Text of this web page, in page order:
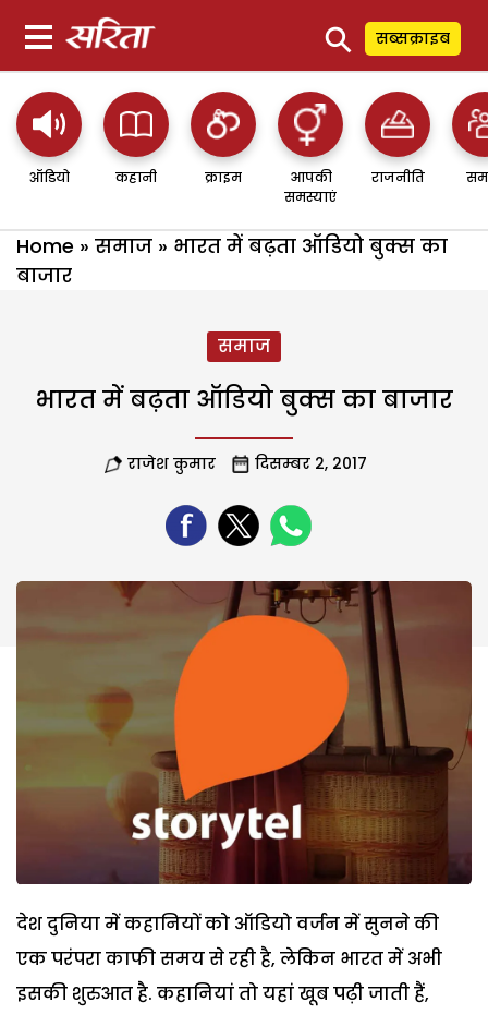
⚲ सब्सक्राइब
ऑडियो कहानी क्राइम
आपकी
समस्याएं
राजनीति
Home » समाज » भारत में बढ़ता ऑडियो बुक्स का
बाजार
समाज
भारत में बढ़ता ऑडियो बुक्स का बाजार
राजेश कुमार दिसम्बर 2, 2017
देश दुनिया में कहानियों को ऑडियो वर्जन में सुनने की
एक परंपरा काफी समय से रही है, लेकिन भारत में अभी
इसकी शुरुआत है. कहानियां तो यहां खूब पढ़ी जाती हैं,